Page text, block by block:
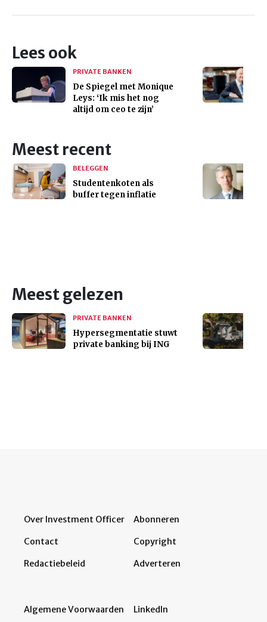
Lees ook
PRIVATE BANKEN
De Spiegel met Monique
Leys: ‘Ik mis het nog
altijd om ceo te zijn’
Meest recent
BELEGGEN
Studentenkoten als
buffer tegen inflatie
Meest gelezen
PRIVATE BANKEN
Hypersegmentatie stuwt
private banking bij ING
Over Investment Officer
Contact
Redactiebeleid
Abonneren
Copyright
Adverteren
Algemene Voorwaarden LinkedIn